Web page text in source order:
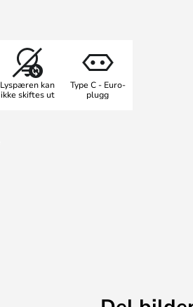
Lyspæren kan
ikke skiftes ut
Type C - Euro-
plugg